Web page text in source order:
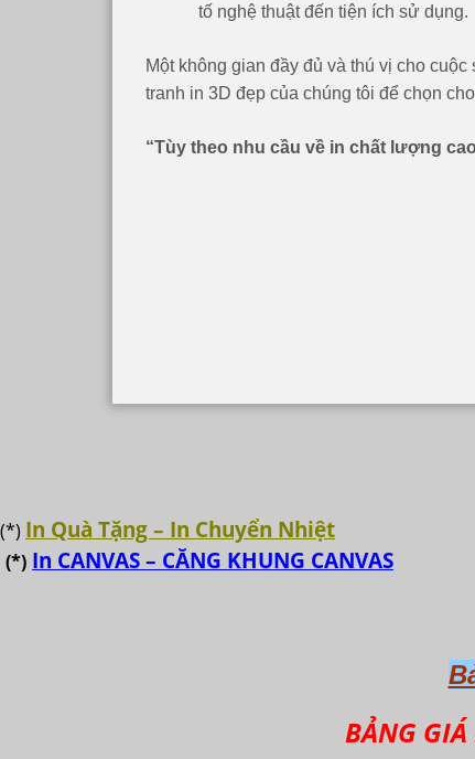
tố nghệ thuật đến tiện ích sử dụng.
Một không gian đầy đủ và thú vị cho
tranh in 3D đẹp của chúng tôi để chọn
“Tùy theo nhu cầu về in chất lượng
(*) In Quà Tặng – In Chuyển Nhiệt
(*) In CANVAS – CĂNG KHUNG CANVAS
BẢNG GIÁ